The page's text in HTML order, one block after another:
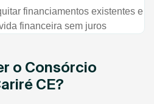
financiamentos existentes e
financeira sem juros
o Consórcio
CE?